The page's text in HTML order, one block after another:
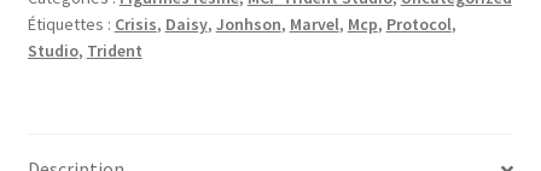
Studio
avec
sa
mm
Étiquettes : Crisis, Daisy, Jonhson, Marvel, Mcp, Protocol,
Studio, Trident